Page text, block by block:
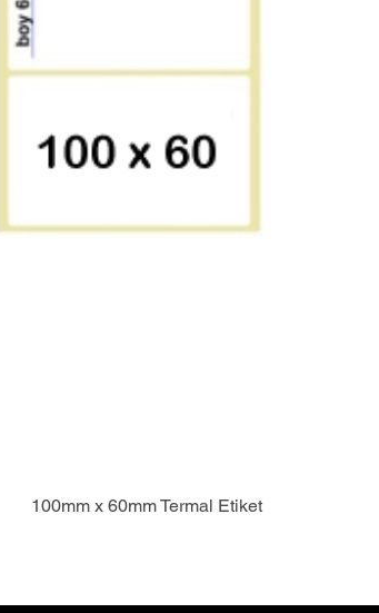
100mm x 60mm Termal Etiket